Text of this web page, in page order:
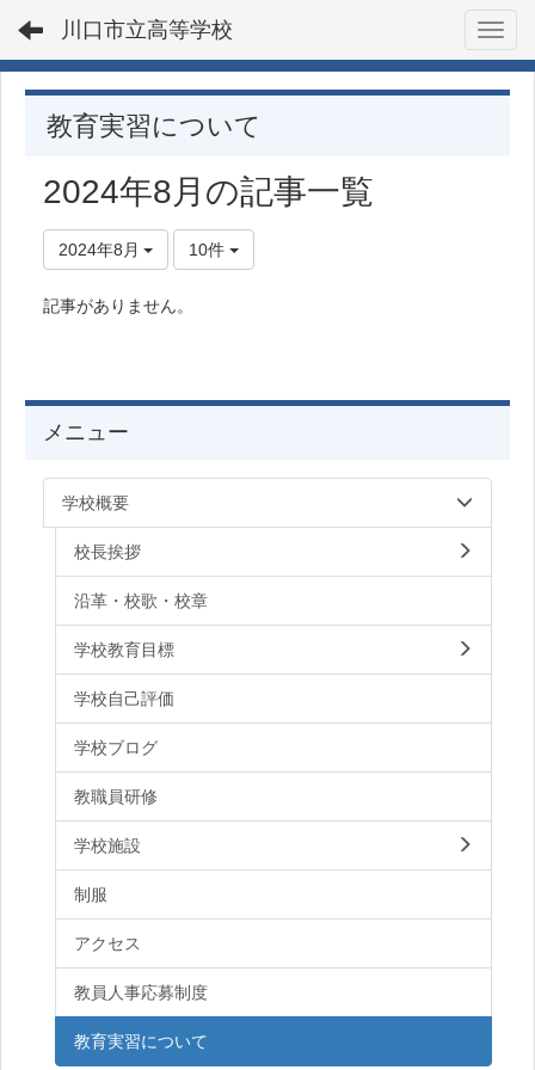
川口市立高等学校
教育実習について
2024年8月の記事一覧
2024年8月 10件
記事がありません。
メニュー
学校概要
校長挨拶
沿革・校歌・校章
学校教育目標
学校自己評価
学校ブログ
教職員研修
学校施設
制服
アクセス
教員人事応募制度
教育実習について